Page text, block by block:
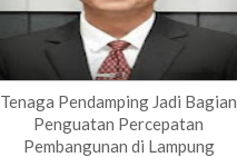
Tenaga Pendamping Jadi Bagian
Penguatan Percepatan
Pembangunan di Lampung